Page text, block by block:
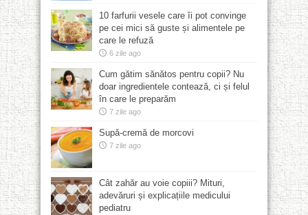
10 farfurii vesele care îi pot convinge
pe cei mici să guste și alimentele pe
care le refuză
6 zile ago
Cum gătim sănătos pentru copii? Nu
doar ingredientele contează, ci și felul
în care le preparăm
7 zile ago
Supă-cremă de morcovi
7 zile ago
Cât zahăr au voie copiii? Mituri,
adevăruri și explicațiile medicului
pediatru